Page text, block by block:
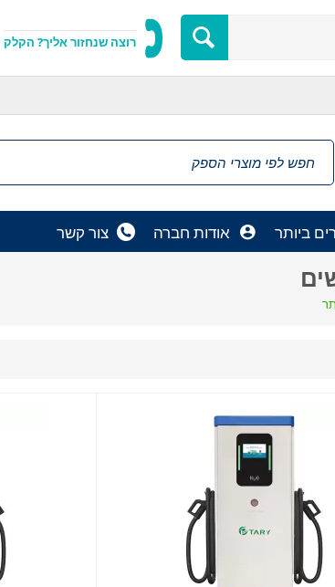
רוצה שנחזור אליך? הקלק
ביותר אודות חברה צור קשר